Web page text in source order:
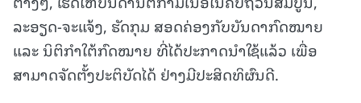
ລະອຽດ-ຈະແຈ້ງ, ຮັດກຸມ ສອດຄ່ອງກັບບັນດາກົດໝາຍ
ແລະ ນິຕິກຳໃຕ້ກົດໝາຍ ທີ່ໄດ້ປະກາດນຳໃຊ້ແລ້ວ ເພື່ອ
ສາມາດຈັດຕັ້ງປະຕິບັດໄດ້ ຢ່າງມີປະສິດທິຜົນດີ.